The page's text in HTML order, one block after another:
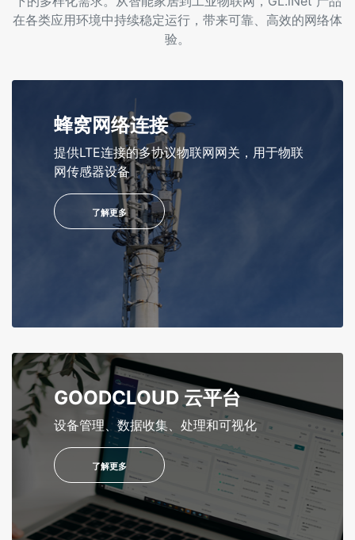
在各类应用环境中持续稳定运行，带来可靠、高效的网络体
验。
蜂窝网络连接
提供LTE连接的多协议物联网网关，用于物联
网传感器设备
了解更多
GOODCLOUD 云平台
设备管理、数据收集、处理和可视化
了解更多